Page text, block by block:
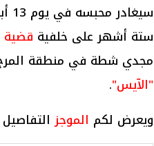
ستة أشهر على خلفية قضية
مجدي شطة في منطقة المرج
"الآيس".
ويعرض لكم الموجز